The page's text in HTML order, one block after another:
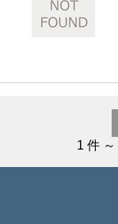
1 件 ～